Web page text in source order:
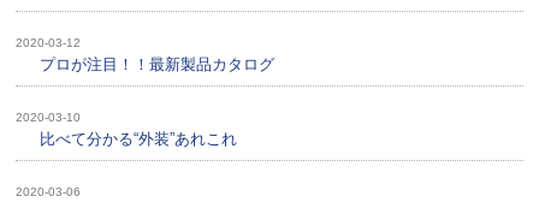
2020-03-12
プロが注目！！最新製品カタログ
2020-03-10
比べて分かる“外装”あれこれ
2020-03-06